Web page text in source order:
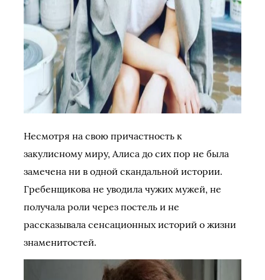
Несмотря на свою причастность к
закулисному миру, Алиса до сих пор не была
замечена ни в одной скандальной истории.
Гребенщикова не уводила чужих мужей, не
получала роли через постель и не
рассказывала сенсационных историй о жизни
знаменитостей.